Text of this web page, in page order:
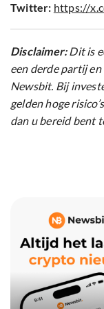
Twitter: https://
Disclaimer:Dit is
een derde partij
Newsbit. Bij
gelden hoge
dan u bereid bent